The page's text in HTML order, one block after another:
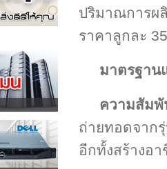
ปริมาณการผ
ราคาลูกละ
มาตรฐาน
ความสัม
ถ่ายทอดจาก
อีกทั้งสร้างอ